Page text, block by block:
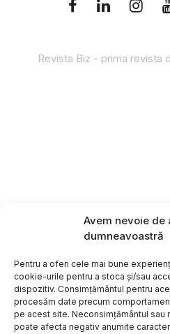
Avem nevoie de
dumneavoastră
Pentru a oferi cele mai bune
cookie-urile pentru a stoca și/sau
dispozitiv. Consimțământul pentru
procesăm date precum
pe acest site. Neconsimțământul sau
poate afecta negativ anumite
Revista Biz - prima revista